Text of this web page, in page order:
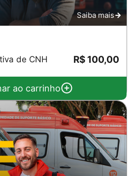
Saiba mais
de CNH R$ 100,00
ao carrinho